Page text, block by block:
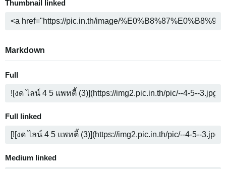
Thumbnail linked
Markdown
Full
Full linked
Medium linked